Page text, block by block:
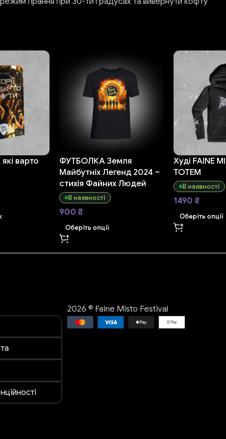
які варто
ФУТБОЛКА Земля
Майбутніх Легенд 2024 –
стихія Файних Людей
В наявності
900 ₴
Оберіть опції
Худі FAINE
TOTEM
В наявності
1490₴
Оберіть опції
2026 © Faine Misto Festival